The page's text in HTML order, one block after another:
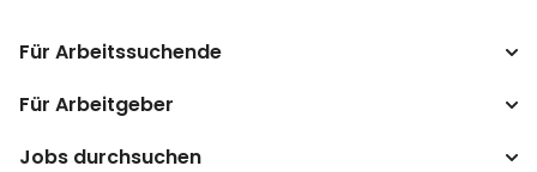
Für Arbeitssuchende
Jobs suchen
Für Arbeitgeber
Unternehmen
Jobs durchsuchen